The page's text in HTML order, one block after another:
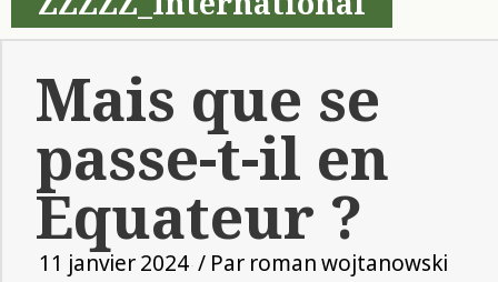
Mais que se
passe-t-il en
Equateur ?
11 janvier 2024 / Par roman wojtanowski